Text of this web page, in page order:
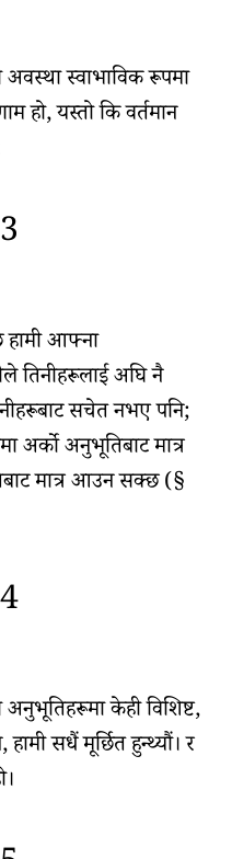
अवस्थास्वाभाविक रूपमा
हो, यस्तो कि वर्तमान
हामी आफ्ना
तिनीहरूलाई अघि नै
सचेत नभए पनि;
अर्को अनुभूतिबाट मात्र
मात्र आउन सक्छ (§
अनुभूतिहरूमा केही विशिष्ट,
सधैं मूर्छित हुन्थ्यौं। र